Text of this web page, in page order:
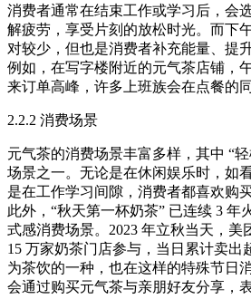
消费者通常在结束工作或学习后，会
解疲劳，享受片刻的放松时光。而下
对较少，但也是消费者补充能量、提
例如，在写字楼附近的元气茶店铺，
来订单高峰，许多上班族会在点餐的
2.2.2 消费场景​
元气茶的消费场景丰富多样，其中 “
场景之一。无论是在休闲娱乐时，如
是在工作学习间隙，消费者都喜欢购
此外，“秋天第一杯奶茶” 已连续 3 年
式感消费场景。2023 年立秋当天，美
15 万家奶茶门店参与，当日累计卖出
为茶饮的一种，也在这样的特殊节日
会通过购买元气茶与亲朋好友分享，